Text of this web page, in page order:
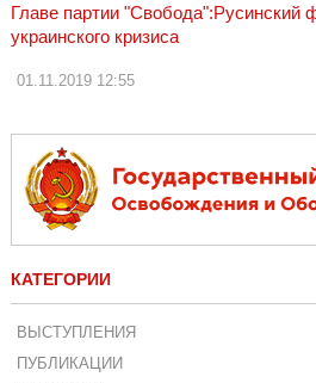
Главе партии "Свобода":Русинский
украинского кризиса
01.11.2019 12:55
КАТЕГОРИИ
ВЫСТУПЛЕНИЯ
ПУБЛИКАЦИИ